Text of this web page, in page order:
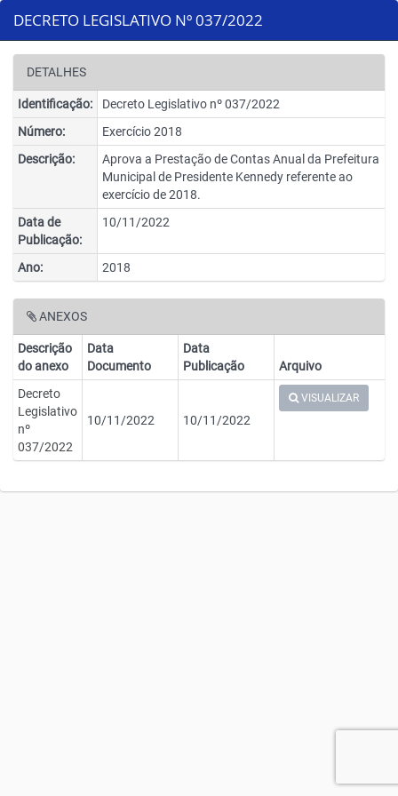
DECRETO LEGISLATIVO Nº 037/2022
DETALHES
Identificação:
Decreto Legislativo nº 037/2022
Número:
Exercício 2018
Descrição:
Aprova a Prestação de Contas Anual da Prefeitura
Municipal de Presidente Kennedy referente ao
exercício de 2018.
Data de
Publicação:
10/11/2022
Ano: 2018
ANEXOS
Descrição
do anexo
Data
Documento
Data
Publicação
Arquivo
Decreto
Legislativo
nº
037/2022
10/11/2022 10/11/2022
VISUALIZAR